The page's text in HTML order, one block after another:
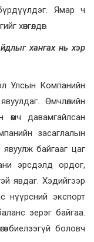
Ямар ч
хөнгөлдөг.
хангах нь хэр
Улсын Компанийн
Өмчлөлийн
өмч давамгайлсан
засаглалын
байгааг цаг
эрсдэлд ордог,
явдаг. Хэдийгээр
нүүрсний экспорт
эерэг байгаа.
биелээгүй боловч